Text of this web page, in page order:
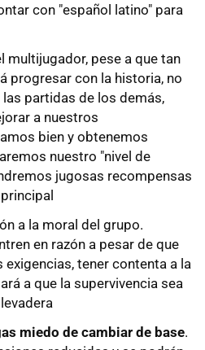
con "español latino" para
multijugador, pese a que tan
progresar con la historia, no
partidas de los demás,
a nuestros
bien y obtenemos
nuestro "nivel de
jugosas recompensas
a la moral del grupo.
en razón a pesar de que
exigencias, tener contenta a la
a que la supervivencia sea
miedo de cambiar de base.